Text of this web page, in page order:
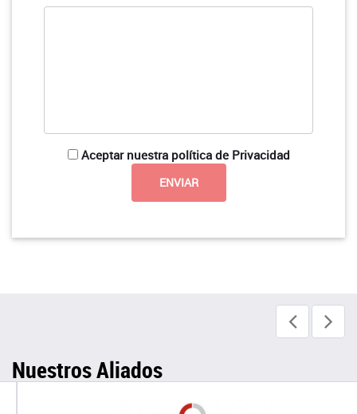
Aceptar nuestra política de Privacidad
Nuestros Aliados